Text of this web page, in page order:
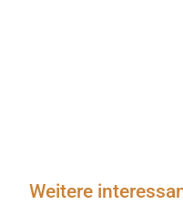
Weitere